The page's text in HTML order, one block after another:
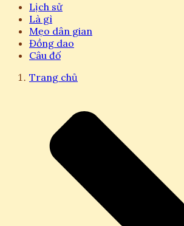
Lịch sử
Là gì
Mẹo dân gian
Đồng dao
Câu đố
Trang chủ